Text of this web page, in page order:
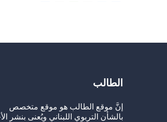
الطالب
إنَّ موقع الطالب هو موقع متخصص
بالشأن التربوي اللبناني ويُعنى بنشر